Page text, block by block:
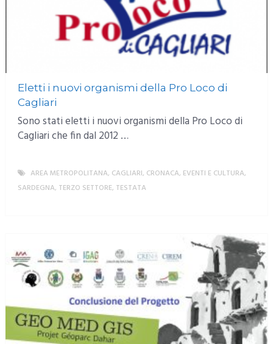
Eletti i nuovi organismi della Pro Loco di
Cagliari
Sono stati eletti i nuovi organismi della Pro Loco di
Cagliari che fin dal 2012 …
AREA METROPOLITANA, CAGLIARI, CRONACA, EVENTI E CULTURA,
SARDEGNA, TERZO SETTORE, TESTATA